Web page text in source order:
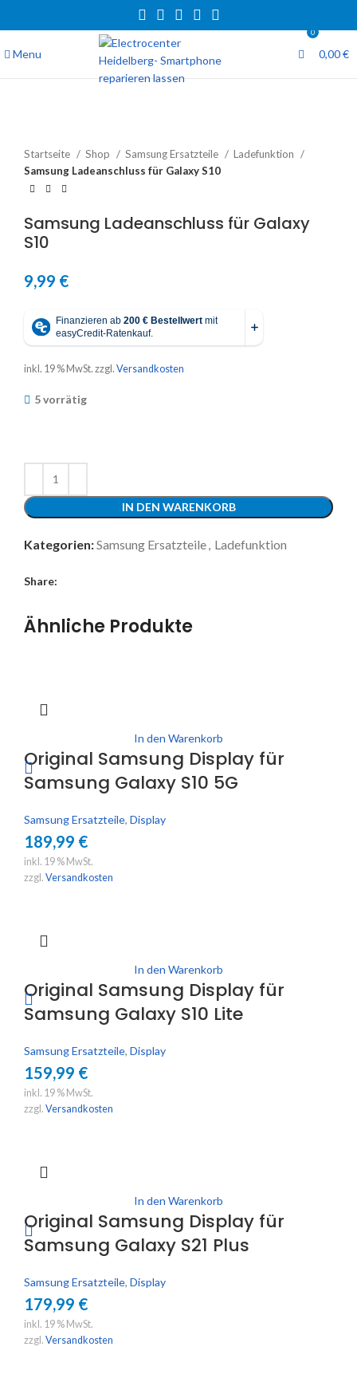
Menu
0
0,00€
Startseite Shop Samsung Ersatzteile
Ladefunktion
Samsung Ladeanschluss für Galaxy S10
Samsung Ladeanschluss für Galaxy
S10
9,99 €
inkl. 19 % MwSt. zzgl. Versandkosten
5 vorrätig
IN DEN WARENKORB
Kategorien:Samsung Ersatzteile Ladefunktion
Share:
Ähnliche Produkte
In den Warenkorb
Original Samsung Display für
Samsung Galaxy S10 5G
Samsung Ersatzteile, Display
189,99 €
inkl. 19 % MwSt.
zzgl. Versandkosten
In den Warenkorb
Original Samsung Display für
Samsung Galaxy S10 Lite
Samsung Ersatzteile, Display
159,99 €
inkl. 19 % MwSt.
zzgl. Versandkosten
In den Warenkorb
Original Samsung Display für
Samsung Galaxy S21 Plus
Samsung Ersatzteile, Display
179,99 €
inkl. 19 % MwSt.
zzgl. Versandkosten